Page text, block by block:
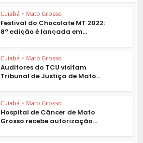
Cuiabá • Mato Grosso
Festival do Chocolate MT 2022:
8ª edição é lançada em...
Cuiabá • Mato Grosso
Auditores do TCU visitam
Tribunal de Justiça de Mato...
Cuiabá • Mato Grosso
Hospital de Câncer de Mato
Grosso recebe autorização...